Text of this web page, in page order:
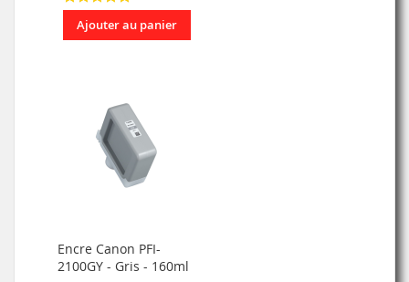
Ajouter au panier
Encre Canon PFI-
2100GY - Gris - 160ml